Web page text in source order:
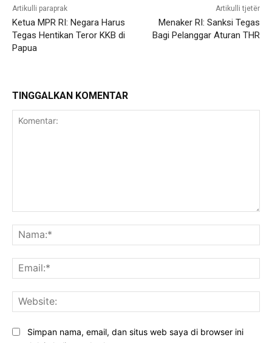
Artikulli paraprak
Ketua MPR RI: Negara Harus
Tegas Hentikan Teror KKB di
Papua
Artikulli tjetër
Menaker RI: Sanksi Tegas
Bagi Pelanggar Aturan THR
TINGGALKAN KOMENTAR
Simpan nama, email, dan situs web saya di browser ini